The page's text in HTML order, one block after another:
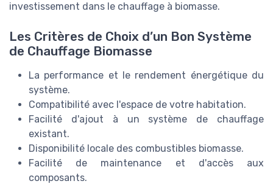
investissement dans le chauffage à biomasse.
Les Critères de Choix d’un Bon Système
de Chauffage Biomasse
La performance et le rendement énergétique du
système.
Compatibilité avec l'espace de votre habitation.
Facilité d'ajout à un système de chauffage
existant.
Disponibilité locale des combustibles biomasse.
Facilité de maintenance et d'accès aux
composants.